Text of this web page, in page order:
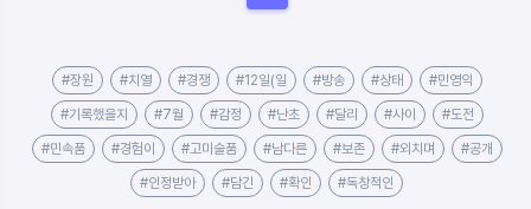
#장원 #치열 #경쟁 #12일(일 #방송 #상태 #민영익
#기록했을지 #7월 #감정 #난초 #달리 #사이 #도전
#민속품 #경험이 #고미술품 #남다른 #보존 #외치며 #공개
#인정받아 #담긴 #확인 #독창적인